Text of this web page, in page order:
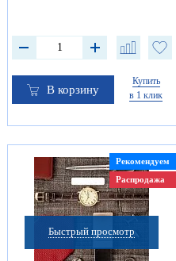
В корзину
Купить
в 1 клик
Быстрый просмотр
Рекомендуем
Распродажа